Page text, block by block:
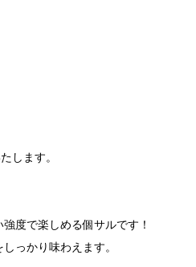
します。
度で楽しめる個サルです！
っかり味わえます。